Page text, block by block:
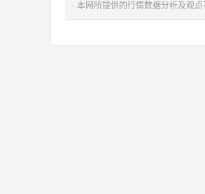
· 本网所提供的行情数据分析及观